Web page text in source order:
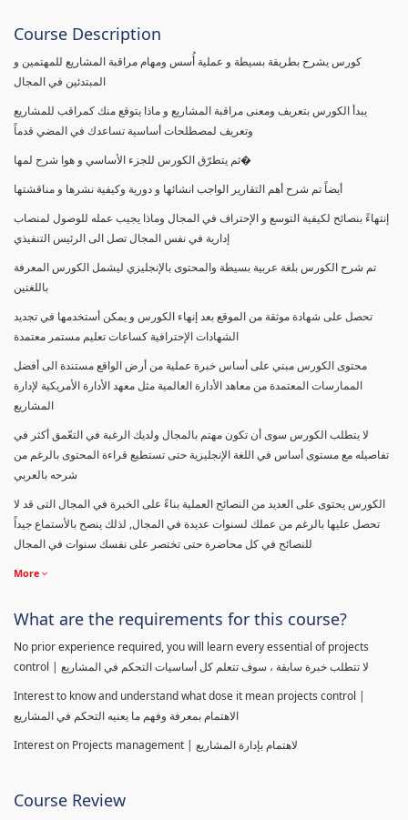
Course Description
كورس يشرح بطريقة بسيطة و عملية أُسس ومهام مراقبة المشاريع للمهتمين و
المبتدئين في المجال
يبدأ الكورس بتعريف ومعنى مراقبة المشاريع و ماذا يتوقع منك كمراقب للمشاريع
وتعريف لمصطلحات أساسية تساعدك في المضي قدماً
ثم يتطرّق الكورس للجزء الأساسي و هوا شرح لمها�
أيضاً تم شرح أهم التقارير الواجب انشائها و دورية وكيفية نشرها و مناقشتها
إنتهاءً بنصائح لكيفية التوسع و الإحتراف في المجال وماذا يجيب عمله للوصول لمنصاب
إدارية في نفس المجال تصل الى الرئيس التنفيذي
تم شرح الكورس بلغة عربية بسيطة والمحتوى بالإنجليزي ليشمل الكورس المعرفة
باللغتين
تحصل على شهادة موثقة من الموقع بعد إنهاء الكورس و يمكن أستخدمها في تجديد
الشهادات الإحترافية كساعات تعليم مستمر معتمدة
محتوى الكورس مبني على أساس خبرة عملية من أرض الواقع مستندة الى أفضل
الممارسات المعتمدة من معاهد الأدارة العالمية مثل معهد الأدارة الأمريكية لإدارة
المشاريع
لا يتطلب الكورس سوى أن تكون مهتم بالمجال ولديك الرغبة في التعّمق أكثر في
تفاصيله مع مستوى أساس في اللغة الإنجليزية حتى تستطيع قراءة المحتوى بالرغم من
شرحه بالعربي
الكورس يحتوى على العديد من النصائح العملية بناءً على الخبرة في المجال التى قد لا
تحصل عليها بالرغم من عملك لسنوات عديدة في المجال, لذلك ينصح بالأستماع جيداً
للنصائح في كل محاضرة حتى تختصر على نفسك سنوات في المجال
More
What are the requirements for this course?
No prior experience required, you will learn every essential of projects
control | لا تتطلب خبرة سابقة ، سوف تتعلم كل أساسيات التحكم في المشاريع
Interest to know and understand what dose it mean projects control |
الاهتمام بمعرفة وفهم ما يعنيه التحكم في المشاريع
Interest on Projects management | لاهتمام بإدارة المشاريع
Course Review